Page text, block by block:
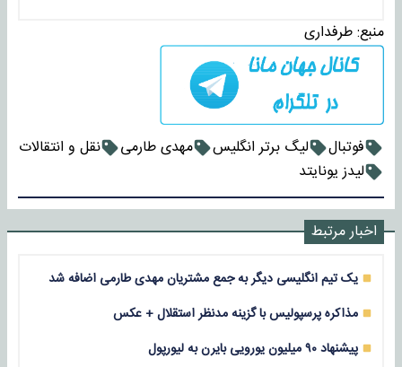
منبع:طرفداری
فوتبال لیگ برتر انگلیس مهدی طارمی
نقل و انتقالات
لیدز یونایتد
اخبار مرتبط
یک تیم انگلیسی دیگر به جمع مشتریان مهدی طارمی اضافه شد
مذاکره پرسپولیس با گزینه مدنظر استقلال + عکس
پیشنهاد ۹۰ میلیون یورویی بایرن به لیورپول